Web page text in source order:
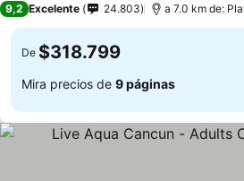
9,2 Excelente 24.803 a 7.0 km de:
De $318.799
Mira precios de 9 páginas